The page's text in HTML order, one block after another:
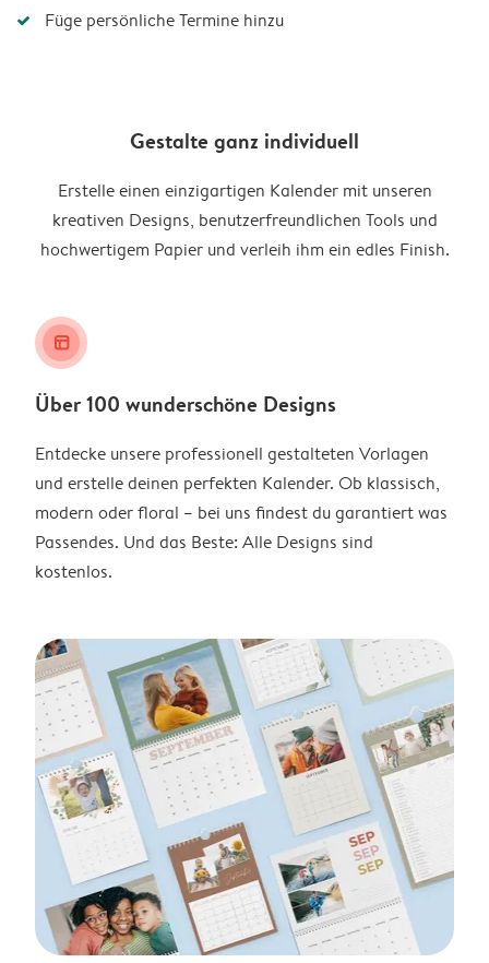
Füge persönliche Termine hinzu
Gestalte ganz individuell
Erstelle einen einzigartigen Kalender mit unseren
kreativen Designs, benutzerfreundlichen Tools und
hochwertigem Papier und verleih ihm ein edles Finish.
layout_alt
Über 100 wunderschöne Designs
Entdecke unsere professionell gestalteten Vorlagen
und erstelle deinen perfekten Kalender. Ob klassisch,
modern oder floral – bei uns findest du garantiert was
Passendes. Und das Beste: Alle Designs sind
kostenlos.